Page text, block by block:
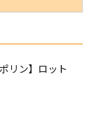
リン】ロット